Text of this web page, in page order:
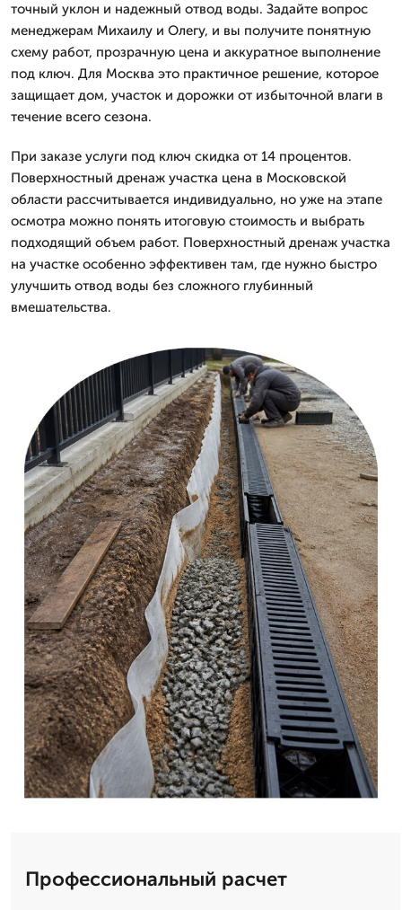
точный уклон и надежный отвод воды. Задайте вопрос
менеджерам Михаилу и Олегу, и вы получите понятную
схему работ, прозрачную цена и аккуратное выполнение
под ключ. Для Москва это практичное решение, которое
защищает дом, участок и дорожки от избыточной влаги в
течение всего сезона.
При заказе услуги под ключ скидка от 14 процентов.
Поверхностный дренаж участка цена в Московской
области рассчитывается индивидуально, но уже на этапе
осмотра можно понять итоговую стоимость и выбрать
подходящий объем работ. Поверхностный дренаж участка
на участке особенно эффективен там, где нужно быстро
улучшить отвод воды без сложного глубинный
вмешательства.
Профессиональный расчет